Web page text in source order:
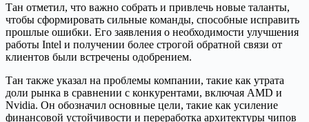
Тан отметил, что важно собрать и привлечь новые таланты,
чтобы сформировать сильные команды, способные исправить
прошлые ошибки. Его заявления о необходимости улучшения
работы Intel и получении более строгой обратной связи от
клиентов были встречены одобрением.
Тан также указал на проблемы компании, такие как утрата
доли рынка в сравнении с конкурентами, включая AMD и
Nvidia. Он обозначил основные цели, такие как усиление
финансовой устойчивости и переработка архитектуры чипов